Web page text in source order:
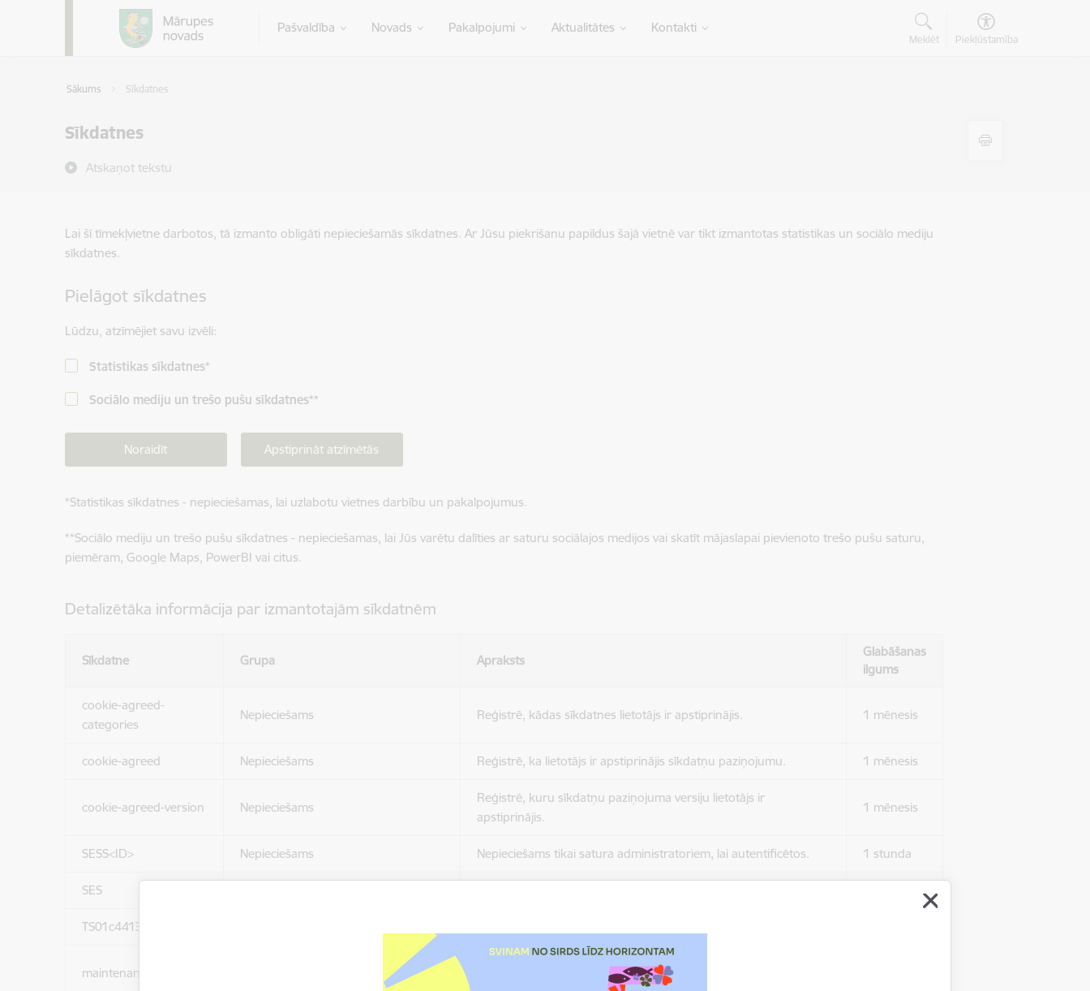
Pāriet uz lapas saturu
Pašvaldība Novads Pakalpojumi Aktualitātes Kontakti
Meklēt Piekļūstamība
Sākums Sīkdatnes
Sīkdatnes
Atskaņot tekstu
Lai šī tīmekļvietne darbotos, tā izmanto obligāti nepieciešamās sīkdatnes. Ar Jūsu piekrišanu papildus šajā vietnē var tikt izmantotas statistikas un sociālo mediju
sīkdatnes.
Pielāgot sīkdatnes
Lūdzu, atzīmējiet savu izvēli:
Statistikas sīkdatnes*
Sociālo mediju un trešo pušu sīkdatnes**
Noraidīt Apstiprināt atzīmētās
*Statistikas sīkdatnes - nepieciešamas, lai uzlabotu vietnes darbību un pakalpojumus.
**Sociālo mediju un trešo pušu sīkdatnes - nepieciešamas, lai Jūs varētu dalīties ar saturu sociālajos medijos vai skatīt mājaslapai pievienoto trešo pušu saturu,
piemēram, Google Maps, PowerBI vai citus.
Detalizētāka informācija par izmantotajām sīkdatnēm
Sīkdatne Grupa Apraksts
Glabāšanas
ilgums
cookie-agreed-
categories
Nepieciešams Reģistrē, kādas sīkdatnes lietotājs ir apstiprinājis. 1 mēnesis
cookie-agreed Nepieciešams Reģistrē, ka lietotājs ir apstiprinājis sīkdatņu paziņojumu. 1 mēnesis
cookie-agreed-version Nepieciešams
Reģistrē, kuru sīkdatņu paziņojuma versiju lietotājs ir
apstiprinājis.
1 mēnesis
SESS<ID> Nepieciešams Nepieciešams tikai satura administratoriem, lai autentificētos. 1 stunda
SES
TS01c44137
maintenance_message
Sīkdatne ir nepieciešama, lai visiem lietotājiem nerādītu
ziņojumus pēc tam, kad viņi ir izlasījuši un aizvēruši tos.